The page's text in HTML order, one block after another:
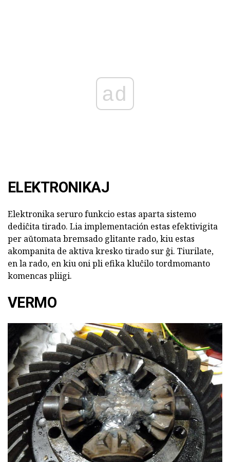
ad
ELEKTRONIKAJ
Elektronika seruro funkcio estas aparta sistemo
dediĉita tirado. Lia implementación estas efektivigita
per aŭtomata bremsado glitante rado, kiu estas
akompanita de aktiva kresko tirado sur ĝi. Tiurilate,
en la rado, en kiu oni pli efika kluĉilo tordmomanto
komencas pliigi.
VERMO